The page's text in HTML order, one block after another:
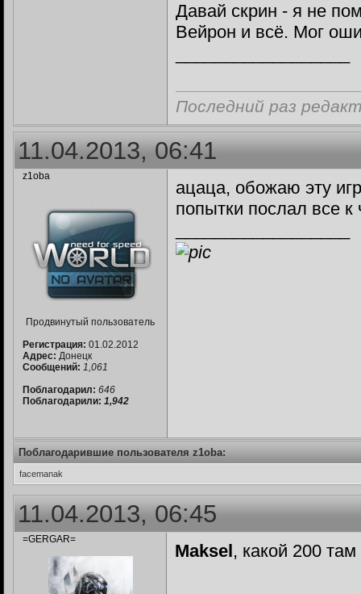
Давай скрин - я не
Вейрон и всё. Мог
Последний раз
11.04.2013, 06:41
z1oba
Продвинутый пользователь
Регистрация: 01.02.2012
Адрес: Донецк
Сообщений: 1,061
Поблагодарил: 646
Поблагодарили: 1,942
ацаца, обожаю эту
попытки послал все
Поблагодарившие пользователя z1oba:
facemanak
11.04.2013, 06:45
=GERGAR=
Maksel, какой 200